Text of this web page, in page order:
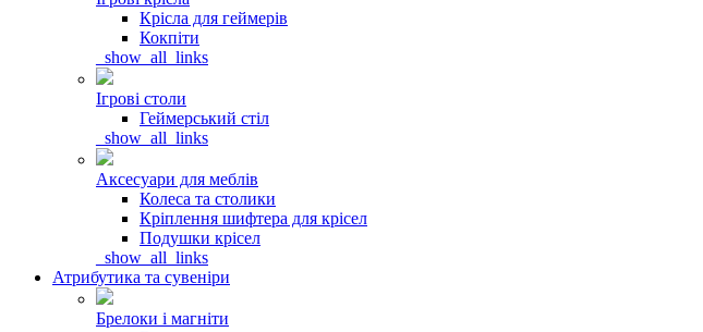
Крісла для геймерів
Кокпіти
_show_all_links
Ігрові столи
Геймерський стіл
_show_all_links
Аксесуари для меблів
Колеса та столики
Кріплення шифтера для крісел
Подушки крісел
_show_all_links
Атрибутика та сувеніри
Брелоки і магніти